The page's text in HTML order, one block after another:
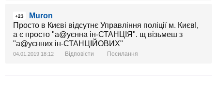
+23
Muron
Просто в Києві відсутнє Управління поліції м. КиєвІ,
а є просто "а@уєнна ін-СТАНЦІЯ". щ візьмеш з
"а@уєнних ін-СТАНЦІЙОВИХ"
04.01.2019 18:12 Відповісти Посилання